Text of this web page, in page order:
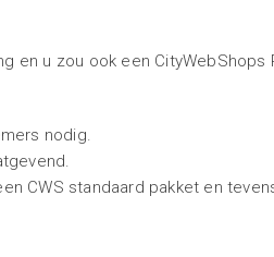
en u zou ook een CityWebShops
nodig.
CWS standaard pakket en